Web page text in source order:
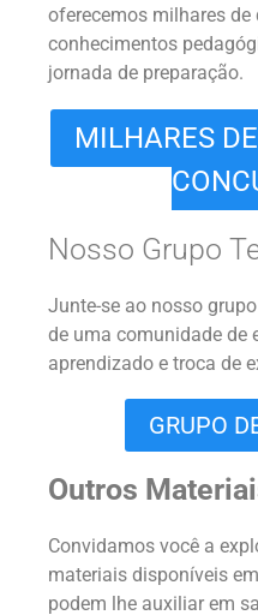
oferecemos milhares de
conhecimentos
jornada de preparação.
MILHARES
Nosso Grupo
Junte-se ao nosso
de uma comunidade de
aprendizado e troca de
GRUPO
Outros
Convidamos você a
materiais disponíveis
podem lhe auxiliar em